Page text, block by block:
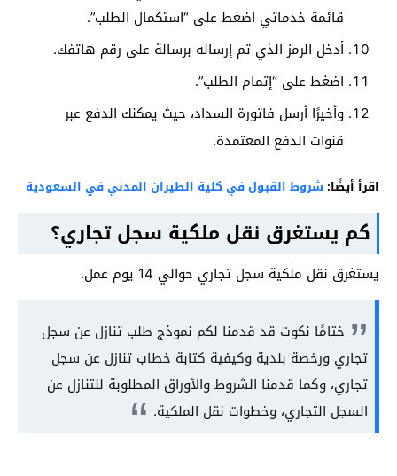
قائمة خدماتي اضغط على “استكمال الطلب”.
أدخل الرمز الذي تم إرساله برسالة على رقم هاتفك.
اضغط على “إتمام الطلب”.
وأخيرًا أرسل فاتورة السداد، حيث يمكنك الدفع عبر
قنوات الدفع المعتمدة.
اقرأ أيضًا: شروط القبول في كلية الطيران المدني في السعودية
كم يستغرق نقل ملكية سجل تجاري؟
يستغرق نقل ملكية سجل تجاري حوالي 14 يوم عمل.
ختامًا نكوت قد قدمنا لكم نموذج طلب تنازل عن سجل
تجاري ورخصة بلدية وكيفية كتابة خطاب تنازل عن سجل
تجاري، وكما قدمنا الشروط والأوراق المطلوبة للتنازل عن
السجل التجاري، وخطوات نقل الملكية.